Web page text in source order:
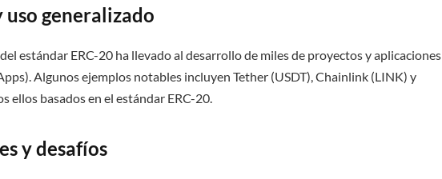
generalizado
estándar ERC-20 ha llevado al desarrollo de miles de proyectos y aplicaciones
Algunos ejemplos notables incluyen Tether (USDT), Chainlink (LINK) y
ellos basados en el estándar ERC-20.
y desafíos